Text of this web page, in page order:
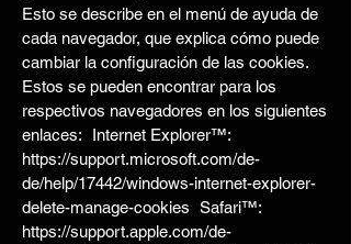
Esto se describe en el menú de ayuda de
cada navegador, que explica cómo puede
cambiar la configuración de las cookies.
Estos se pueden encontrar para los
respectivos navegadores en los siguientes
enlaces: Internet Explorer™:
https://support.microsoft.com/de-
de/help/17442/windows-internet-explorer-
delete-manage-cookies Safari™:
https://support.apple.com/de-